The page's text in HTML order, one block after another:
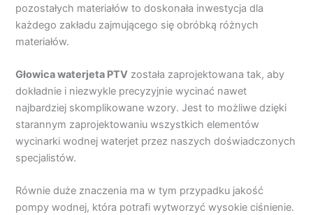
pozostałych materiałów to doskonała inwestycja dla
każdego zakładu zajmującego się obróbką różnych
materiałów.
Głowica waterjeta PTV została zaprojektowana tak, aby
dokładnie i niezwykle precyzyjnie wycinać nawet
najbardziej skomplikowane wzory. Jest to możliwe dzięki
starannym zaprojektowaniu wszystkich elementów
wycinarki wodnej waterjet przez naszych doświadczonych
specjalistów.
Równie duże znaczenia ma w tym przypadku jakość
pompy wodnej, która potrafi wytworzyć wysokie ciśnienie.